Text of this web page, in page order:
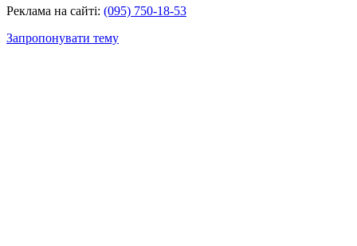
Реклама на сайті: (095) 750-18-53
Запропонувати тему